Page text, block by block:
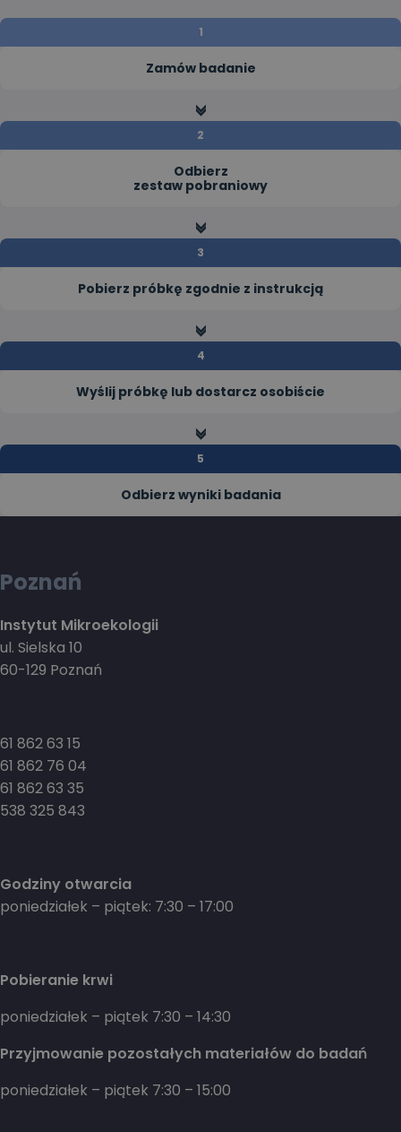
Zamów badanie
>>
Odbierz
zestaw pobraniowy
>>
Pobierz próbkę zgodnie z instrukcją
>>
Wyślij próbkę lub dostarcz osobiście
>>
Odbierz wyniki badania
Poznań
Instytut Mikroekologii
ul. Sielska 10
60-129 Poznań
61 862 63 15
61 862 76 04
61 862 63 35
538 325 843
Godziny otwarcia
poniedziałek – piątek: 7:30 – 17:00
Pobieranie krwi
poniedziałek – piątek 7:30 – 14:30
Przyjmowanie pozostałych materiałów do badań
poniedziałek – piątek 7:30 – 15:00